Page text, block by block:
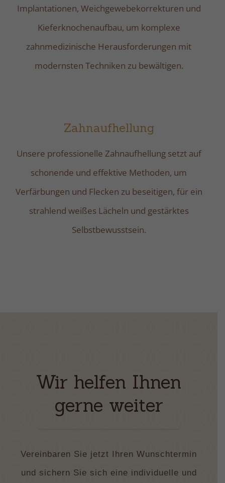
Implantationen, Weichgewebekorrekturen und
Kieferknochenaufbau, um komplexe
zahnmedizinische Herausforderungen mit
modernsten Techniken zu bewältigen.
Zahnaufhellung
Unsere professionelle Zahnaufhellung setzt auf
schonende und effektive Methoden, um
Verfärbungen und Flecken zu beseitigen, für ein
strahlend weißes Lächeln und gestärktes
Selbstbewusstsein.
Wir helfen Ihnen
gerne weiter
Vereinbaren Sie jetzt Ihren Wunschtermin
und sichern Sie sich eine individuelle und